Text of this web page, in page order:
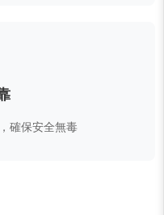
確保安全無毒